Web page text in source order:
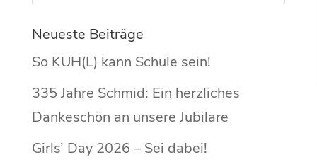
Neueste Beiträge
So KUH(L) kann Schule sein!
335 Jahre Schmid: Ein herzliches
Dankeschön an unsere Jubilare
Girls’ Day 2026 – Sei dabei!